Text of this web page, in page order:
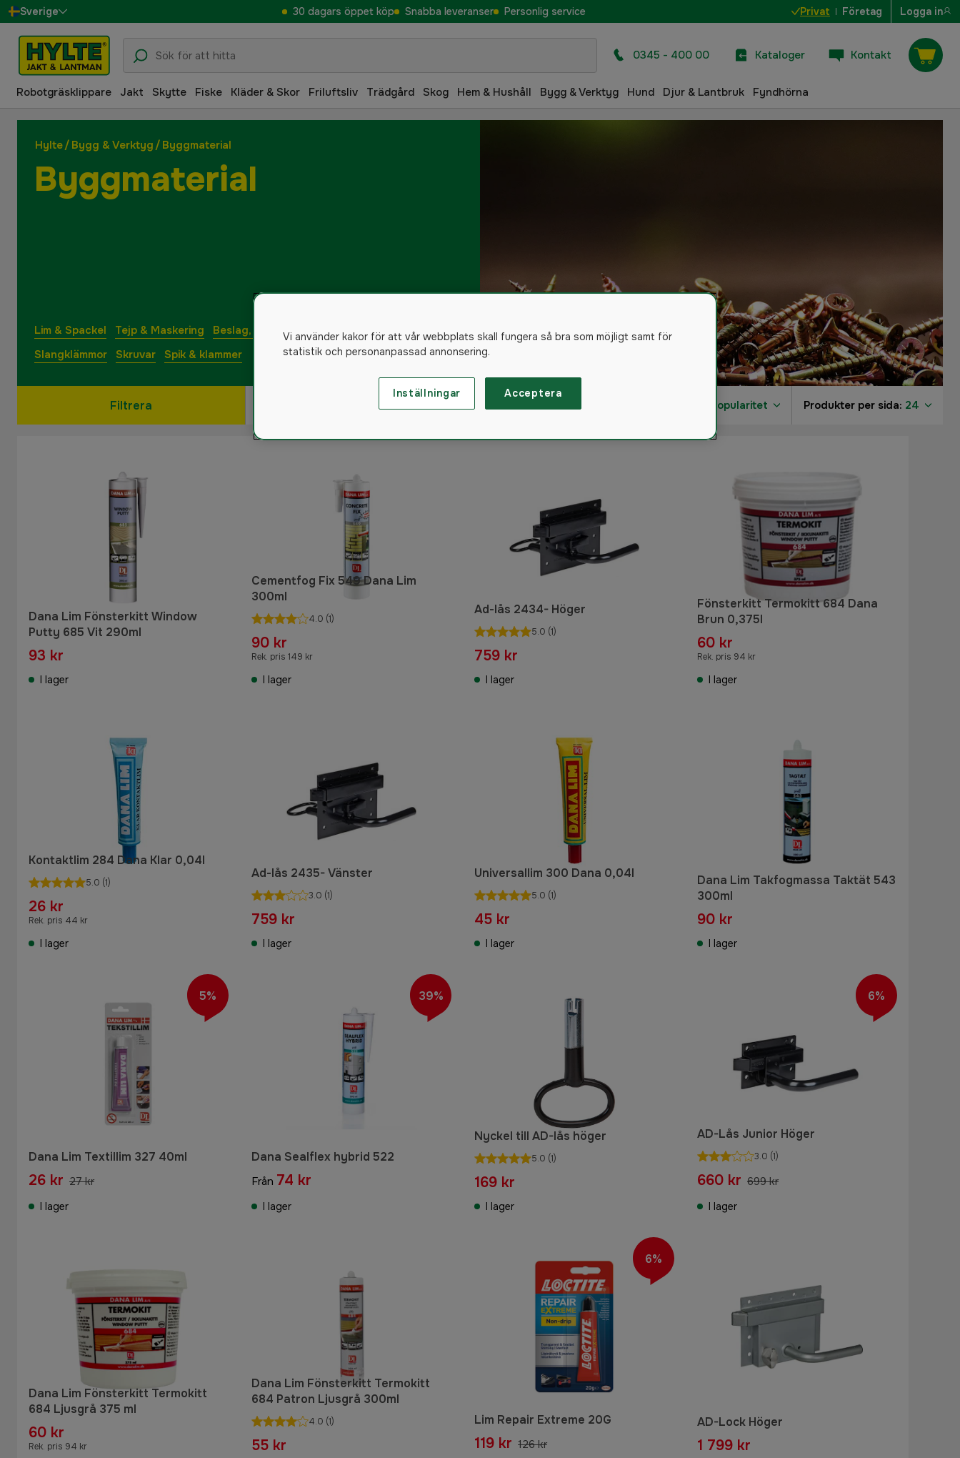
Sverige
Danmark
Suomi
Norge
30 dagars öppet köp Snabba leveranser Personlig service Privat Företag Logga in
0345 - 400 00 Kataloger Kontakt
Robotgräsklippare Jakt Skytte Fiske Kläder & Skor Friluftsliv Trädgård Skog Hem & Hushåll Bygg & Verktyg Hund Djur & Lantbruk Fyndhörna
Hylte/ Bygg & Verktyg / Byggmaterial
Byggmaterial
Lim & Spackel Tejp & Maskering Beslag, Lås & Gångjärn
Förankring & Plugg
Slangklämmor
Skruvar Spik & klammer
Filtrera Popularitet Produkter per sida: 24
Dana Lim Fönsterkitt Window
Putty 685 Vit 290ml
93 kr
I lager
Cementfog Fix 549 Dana Lim
300ml
4.0 (1)
90 kr
Rek. pris 149 kr
I lager
Ad-lås 2434- Höger
5.0 (1)
759 kr
I lager
Fönsterkitt Termokitt 684 Dana
Brun 0,375l
60 kr
Rek. pris 94 kr
I lager
Kontaktlim 284 Dana Klar 0,04l
5.0 (1)
26 kr
Rek. pris 44 kr
I lager
Ad-lås 2435- Vänster
3.0 (1)
759 kr
I lager
Universallim 300 Dana 0,04l
5.0 (1)
45 kr
I lager
Dana Lim Takfogmassa Taktät 543
300ml
90 kr
I lager
Dana Lim Textillim 327 40ml
26 kr 27 kr
I lager
5%
Dana Sealflex hybrid 522
Från 74 kr
I lager
39%
Nyckel till AD-lås höger
5.0 (1)
169 kr
I lager
AD-Lås Junior Höger
3.0 (1)
660 kr 699 kr
I lager
6%
Dana Lim Fönsterkitt Termokitt
684 Ljusgrå 375 ml
60 kr
Rek. pris 94 kr
Dana Lim Fönsterkitt Termokitt
684 Patron Ljusgrå 300ml
4.0 (1)
55 kr
Lim Repair Extreme 20G
119 kr 126 kr
6%
AD-Lock Höger
1 799 kr
Vi använder kakor för att vår webbplats skall fungera så bra som möjligt samt för
statistik och personanpassad annonsering.
Inställningar Acceptera